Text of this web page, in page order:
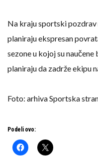
Na kraju sportski pozdrav
planiraju ekspresan
sezone u kojoj su
planiraju da zadrže ekipu
Foto: arhiva Sportska
Podeli ovo: